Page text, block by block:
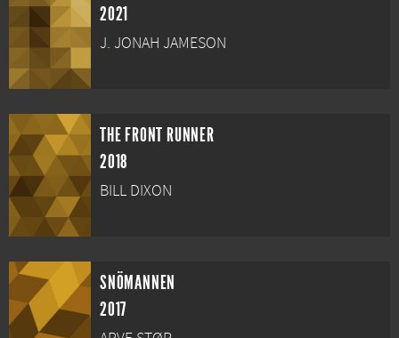
2021
J. JONAH JAMESON
THE FRONT RUNNER
2018
BILL DIXON
SNÖMANNEN
2017